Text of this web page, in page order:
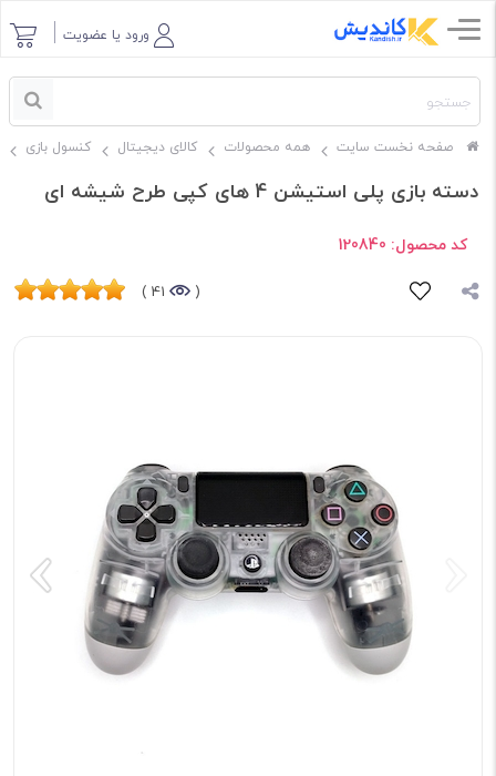
ورود یا عضویت
صفحه نخست سایت همه محصولات کالای دیجیتال کنسول بازی
دسته بازی پلی استیشن 4 های کپی طرح شیشه ای
کد محصول: 120840
(
41 )